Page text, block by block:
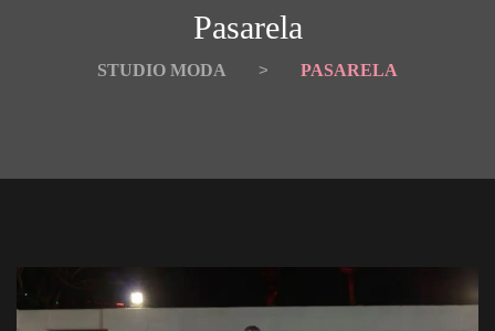
Pasarela
STUDIO MODA > PASARELA